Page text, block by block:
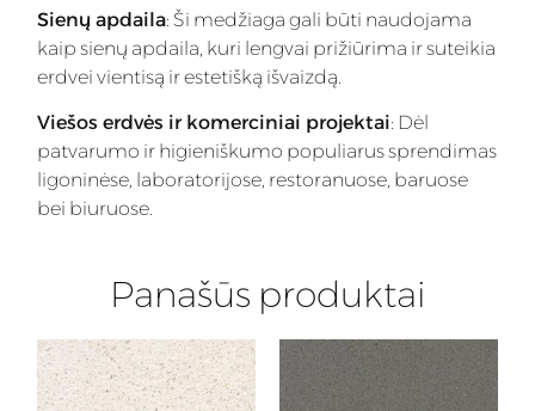
Sienų apdaila: Ši medžiaga gali būti naudojama
kaip sienų apdaila, kuri lengvai prižiūrima ir suteikia
erdvei vientisą ir estetišką išvaizdą.
Viešos erdvės ir komerciniai projektai: Dėl
patvarumo ir higieniškumo populiarus sprendimas
ligoninėse, laboratorijose, restoranuose, baruose
bei biuruose.
Panašūs produktai